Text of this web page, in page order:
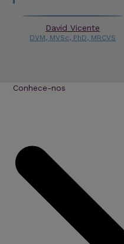
David Vicente
DVM, MVSc, PhD, MRCVS
Conhece-nos